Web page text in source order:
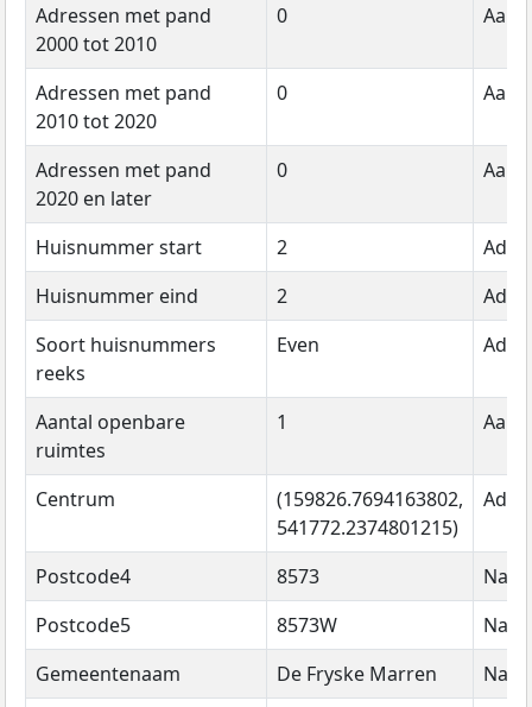
Adressen met pand
2000 tot 2010
0
Adressen met pand
2010 tot 2020
0
Adressen met pand
2020 en later
0
Huisnummer start 2
Huisnummer eind
2
Soort huisnummers
reeks
Even
Aantal openbare
ruimtes
1
Centrum
(159826.7694163802,
541772.2374801215)
Postcode4 8573
Postcode5
8573W
Gemeentenaam
De Fryske Marren